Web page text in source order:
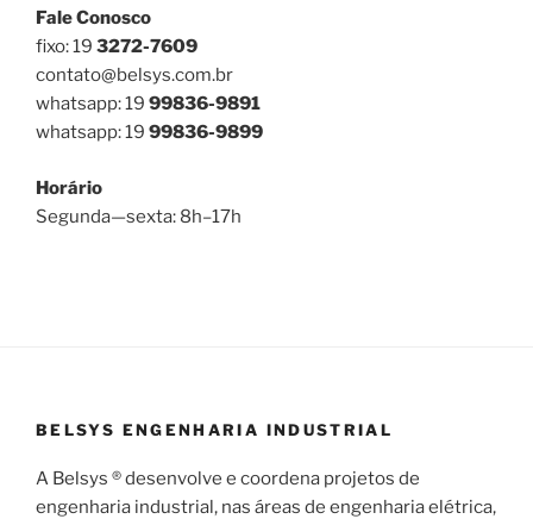
Fale Conosco
fixo: 19 3272-7609
contato@belsys.com.br
whatsapp: 19 99836-9891
whatsapp: 19 99836-9899
Horário
Segunda—sexta: 8h–17h
BELSYS ENGENHARIA INDUSTRIAL
A Belsys ® desenvolve e coordena projetos de
engenharia industrial, nas áreas de engenharia elétrica,